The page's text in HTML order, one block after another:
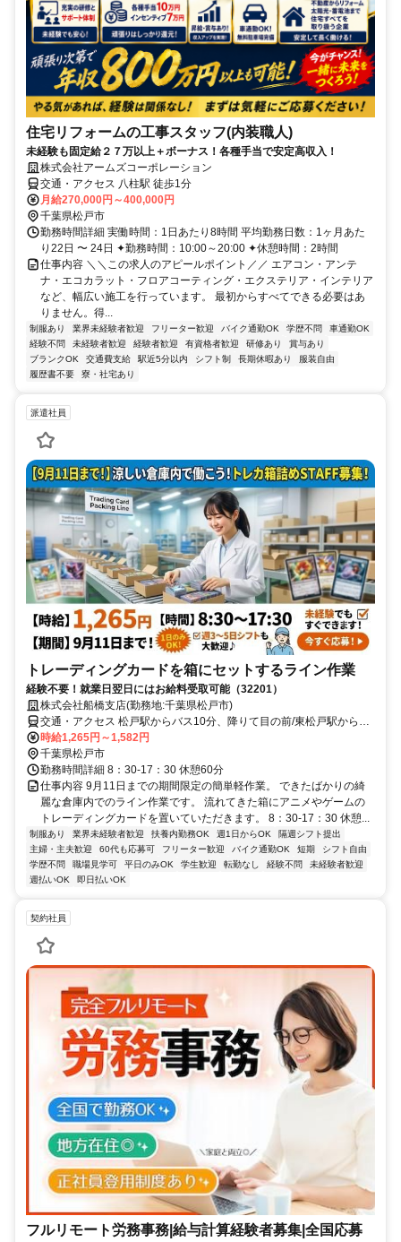
住宅リフォームの工事スタッフ(内装職人)
未経験も固定給２７万以上＋ボーナス！各種手当で安定高収入！
株式会社アームズコーポレーション
交通・アクセス 八柱駅 徒歩1分
月給270,000円～400,000円
千葉県松戸市
勤務時間詳細 実働時間：1日あたり8時間 平均勤務日数：1ヶ月あた
り22日 〜 24日 ✦勤務時間：10:00～20:00 ✦休憩時間：2時間
仕事内容 ＼＼この求人のアピールポイント／／ エアコン・アンテ
ナ・エコカラット・フロアコーティング・エクステリア・インテリア
など、幅広い施工を行っています。 最初からすべてできる必要はあ
りません。得...
制服あり 業界未経験者歓迎 フリーター歓迎 バイク通勤OK 学歴不問
車通勤OK
経験不問
未経験者歓迎 経験者歓迎 有資格者歓迎 研修あり
賞与あり
ブランクOK
交通費支給 駅近5分以内 シフト制 長期休暇あり
服装自由
履歴書不要
寮・社宅あり
派遣社員
トレーディングカードを箱にセットするライン作業
経験不要！就業日翌日にはお給料受取可能（32201）
株式会社船橋支店(勤務地:千葉県松戸市)
交通・アクセス 松戸駅からバス10分、降りて目の前/東松戸駅からバ
ス10分、降りて目の前
時給1,265円～1,582円
千葉県松戸市
勤務時間詳細 8：30-17：30 休憩60分
仕事内容 9月11日までの期間限定の簡単軽作業。 できたばかりの綺
麗な倉庫内でのライン作業です。 流れてきた箱にアニメやゲームの
トレーディングカードを置いていただきます。 8：30-17：30 休憩...
制服あり 業界未経験者歓迎 扶養内勤務OK 週1日からOK
隔週シフト提出
主婦・主夫歓迎
60代も応募可 フリーター歓迎 バイク通勤OK 短期
シフト自由
学歴不問
職場見学可 平日のみOK 学生歓迎 転勤なし 経験不問
未経験者歓迎
週払いOK
即日払いOK
契約社員
フルリモート労務事務|給与計算経験者募集|全国応募